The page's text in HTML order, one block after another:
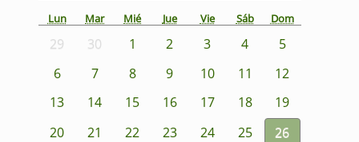
Lun Mar Mié Jue Vie Sáb Dom
29 30 1 2 3 4
5
6
7 8 9 10 11
12
13
14 15 16 17 18
19
20
21 22 23 24 25
26